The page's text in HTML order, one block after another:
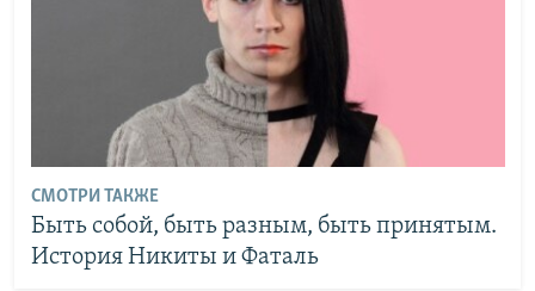
СМОТРИ ТАКЖЕ
Быть собой, быть разным, быть принятым.
История Никиты и Фаталь